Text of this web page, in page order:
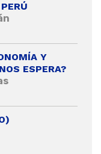
Y
ESPERA?